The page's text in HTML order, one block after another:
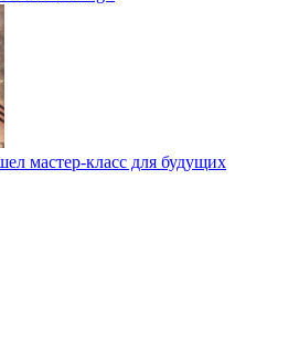
мастер-класс для будущих